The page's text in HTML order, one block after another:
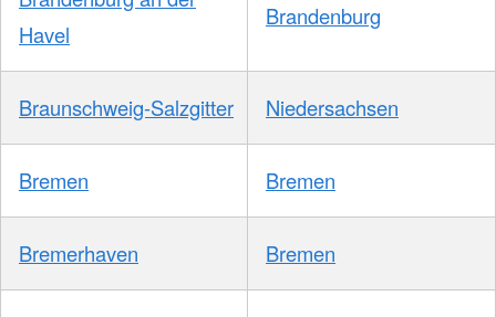
Havel
Brandenburg
Braunschweig-Salzgitter Niedersachsen
Bremen Bremen
Bremerhaven Bremen